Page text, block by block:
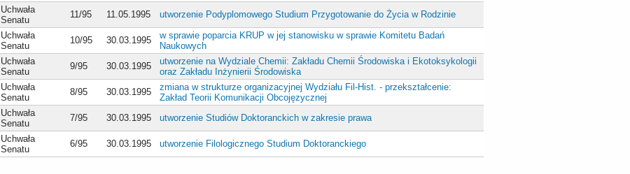
Uchwała
Senatu
11/95 11.05.1995
utworzenie Podyplomowego Studium Przygotowanie do Życia w Rodzinie
Uchwała
Senatu
10/95 30.03.1995
w sprawie poparcia KRUP w jej stanowisku w sprawie Komitetu Badań
Naukowych
Uchwała
Senatu
9/95 30.03.1995
utworzenie na Wydziale Chemii: Zakładu Chemii Środowiska i Ekotoksykologii
oraz Zakładu Inżynierii Środowiska
Uchwała
Senatu
8/95 30.03.1995
zmiana w strukturze organizacyjnej Wydziału Fil-Hist. - przekształcenie:
Zakład Teorii Komunikacji Obcojęzycznej
Uchwała
Senatu
7/95 30.03.1995
utworzenie Studiów Doktoranckich w zakresie prawa
Uchwała
Senatu
6/95 30.03.1995 utworzenie Filologicznego Studium Doktoranckiego